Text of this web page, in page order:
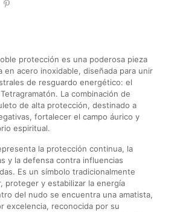
protección es una poderosa pieza
en acero inoxidable, diseñada para unir
de resguardo energético: el
La combinación de
de alta protección, destinado a
fortalecer el campo áurico y
espiritual.
la protección continua, la
y la defensa contra influencias
Es un símbolo tradicionalmente
proteger y estabilizar la energía
del nudo se encuentra una amatista,
excelencia, reconocida por su